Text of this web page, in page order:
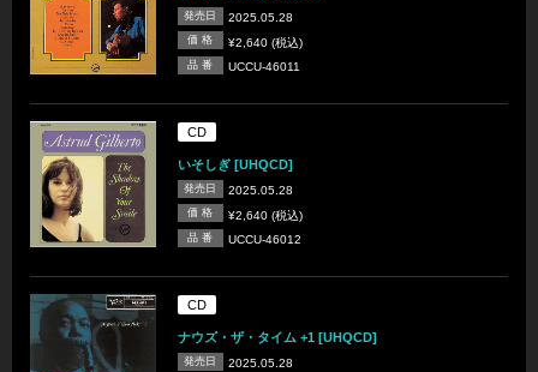
発売日 2025.05.28
価 格 ¥2,640 (税込)
品 番 UCCU-46011
CD
いそしぎ [UHQCD]
発売日 2025.05.28
価 格 ¥2,640 (税込)
品 番 UCCU-46012
CD
ナウズ・ザ・タイム +1 [UHQCD]
発売日 2025.05.28